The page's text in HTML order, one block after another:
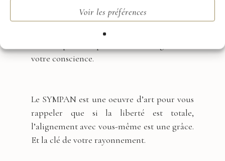
Voir les préférences
votre fréquence originelle et de
merveilleuses synchronicités célestes dans la
votre conscience.
Le SYMPAN est une oeuvre d’art pour vous
rappeler que si la liberté est totale,
l’alignement avec vous-même est une grâce.
Et la clé de votre rayonnement.